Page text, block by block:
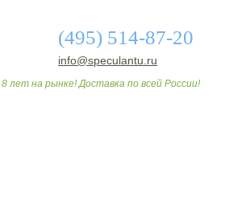
(495) 514-87-20
info@speculantu.ru
8 лет на рынке! Доставка по всей России!